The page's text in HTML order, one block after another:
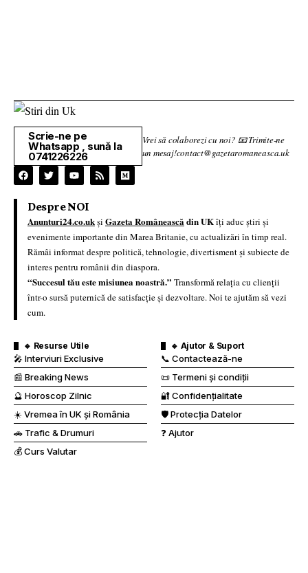
Scrie-ne pe
Whatsapp , sună la
0741226226
Vrei să colaborezi cu noi? 📧 Trimite-ne
un mesaj!contact@gazetaromaneasca.uk
Despre NOI
Anunturi24.co.ukși Gazeta Româneascădin UKîți aduc știri și
evenimente importante din Marea Britanie, cu actualizări în timp real.
Rămâi informat despre politică, tehnologie, divertisment și subiecte de
interes pentru românii din diaspora.
“Succesul tău este misiunea noastră.” Transformă relația cu clienții
într-o sursă puternică de satisfacție și dezvoltare. Noi te ajutăm să vezi
cum.
🔹 Resurse Utile
🎤 Interviuri Exclusive
📰 Breaking News
🔮 Horoscop Zilnic
☀️ Vremea în UK și România
🚗 Trafic & Drumuri
💰 Curs Valutar
🔹 Ajutor & Suport
📞 Contactează-ne
📜 Termeni și condiții
🔐 Confidențialitate
🛡️ Protecția Datelor
❓ Ajutor